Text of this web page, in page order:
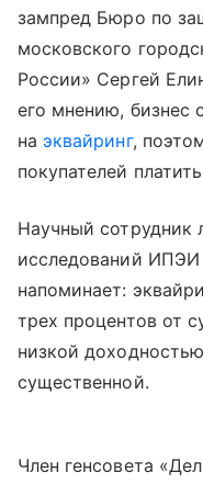
зампред Бюро по
московского
России» Сергей
его мнению, бизнес
на эквайринг,
покупателей
Научный сотрудник
исследований
напоминает:
трех процентов от
низкой
существенной.
Член генсовета